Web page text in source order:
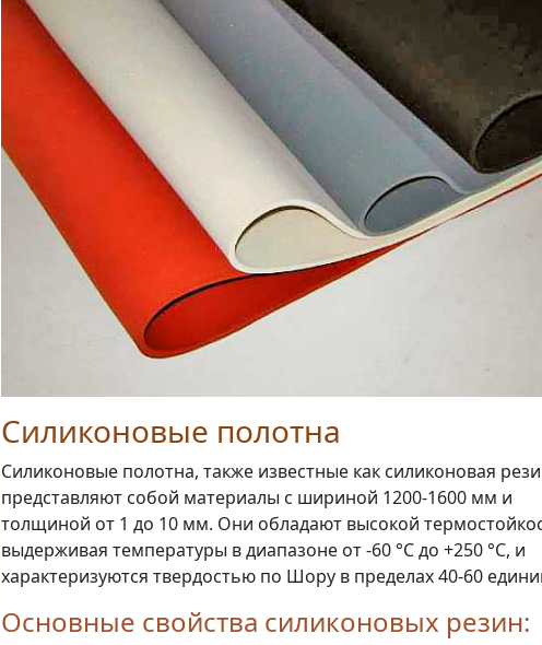
Силиконовые полотна
Силиконовые полотна, также известные как силиконовая
представляют собой материалы с шириной 1200-1600 мм и
толщиной от 1 до 10 мм. Они обладают высокой
выдерживая температуры в диапазоне от -60 °С до +250 °С, и
характеризуются твердостью по Шору в пределах 40-60
Основные свойства силиконовых резин: